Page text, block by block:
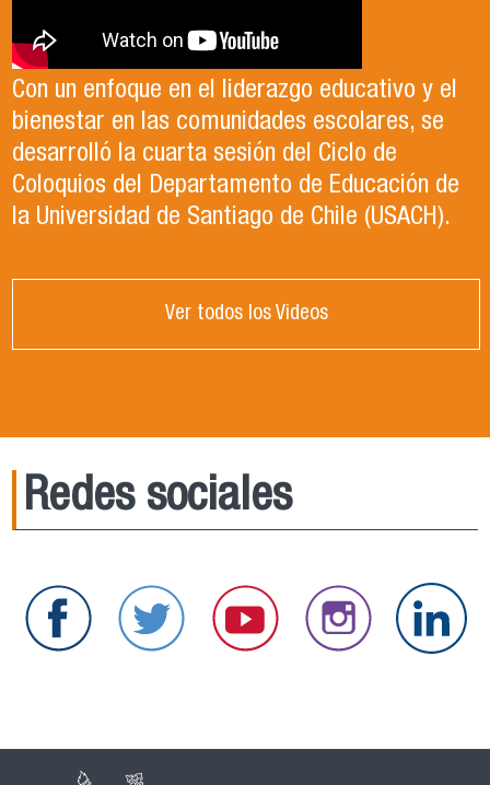
Con un enfoque en el liderazgo educativo y el
bienestar en las comunidades escolares, se
desarrolló la cuarta sesión del Ciclo de
Coloquios del Departamento de Educación de
la Universidad de Santiago de Chile (USACH).
Ver todos los Videos
Redes sociales